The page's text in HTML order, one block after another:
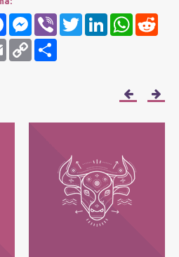
FacebookMessenger
Viber Twitter LinkedIn WhatsApp
Email
Copy
Link
BIK
Njihov moto je: Ja imam - posedujem!
Najvažnije im je da zadrže ono što im
pripada.